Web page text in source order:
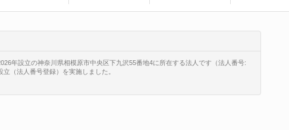
年設立の神奈川県相模原市中央区下九沢55番地4に所在する法人です（法人番号:
（法人番号登録）を実施しました。